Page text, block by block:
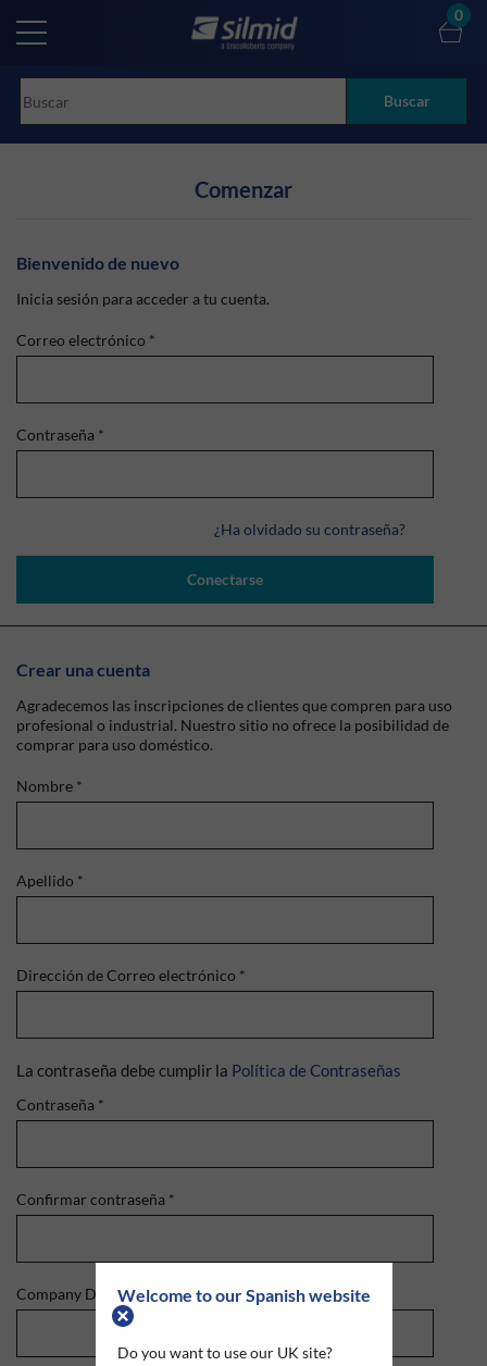
Welcome to our Spanish website
Do you want to use our UK site?
main
Buscar
0
Comenzar
Bienvenido de nuevo
Inicia sesión para acceder a tu cuenta.
Correo electrónico *
Contraseña *
¿Ha olvidado su contraseña?
Conectarse
Crear una cuenta
Agradecemos las inscripciones de clientes que compren para uso
profesional o industrial. Nuestro sitio no ofrece la posibilidad de
comprar para uso doméstico.
Nombre *
Apellido *
Dirección de Correo electrónico *
La contraseña debe cumplir la Política de Contraseñas
Contraseña *
Confirmar contraseña *
Company Domain*